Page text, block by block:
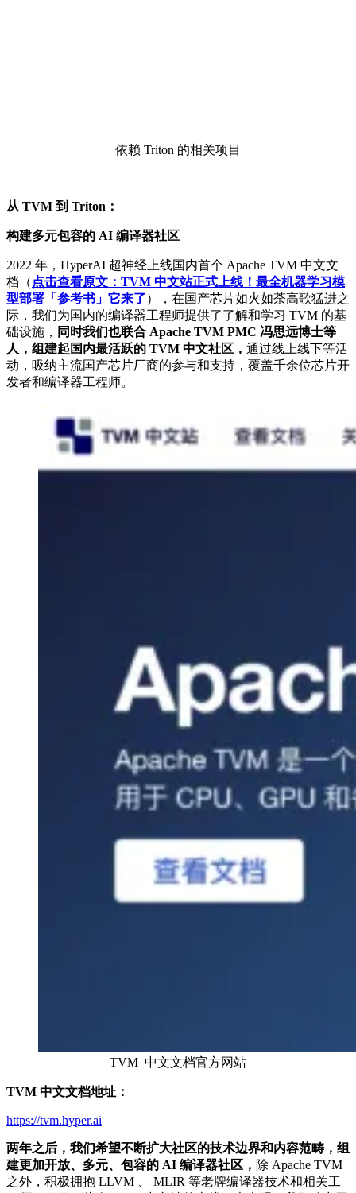
依赖 Triton 的相关项目
从 TVM 到 Triton：
构建多元包容的 AI 编译器社区
2022 年，HyperAI 超神经上线国内首个 Apache TVM 中文文
档（ 点击查看原文：TVM 中文站正式上线！最全机器学习模
型部署「参考书」它来了），在国产芯片如火如荼高歌猛进之
际，我们为国内的编译器工程师提供了了解和学习 TVM 的基
础设施， 同时我们也联合 Apache TVM PMC 冯思远博士等
人，组建起国内最活跃的 TVM 中文社区， 通过线上线下等活
动，吸纳主流国产芯片厂商的参与和支持，覆盖千余位芯片开
发者和编译器工程师。
TVM 中文文档官方网站
TVM 中文文档地址：
https://tvm.hyper.ai
两年之后，我们希望不断扩大社区的技术边界和内容范畴，组
建更加开放、多元、包容的 AI 编译器社区， 除 Apache TVM
之外，积极拥抱 LLVM 、 MLIR 等老牌编译器技术和相关工